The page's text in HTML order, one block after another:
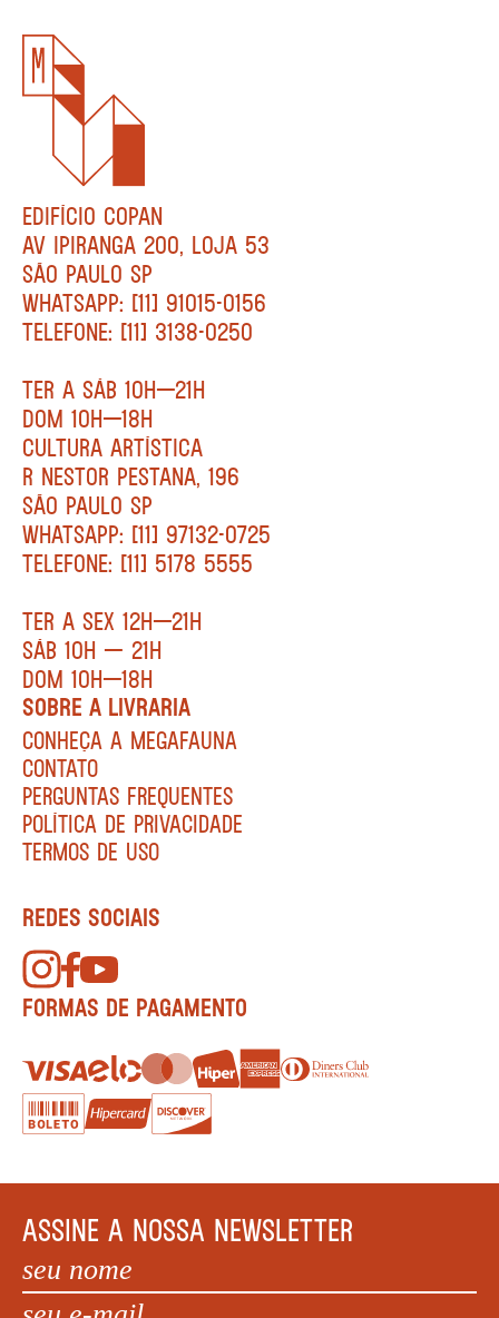
EDIFÍCIO COPAN
AV IPIRANGA 200, LOJA 53
SÃO PAULO SP
WHATSAPP: [11] 91015-0156
TELEFONE: [11] 3138-0250
TER A SÁB 10H—21H
DOM 10H—18H
CULTURA ARTÍSTICA
R NESTOR PESTANA, 196
SÃO PAULO SP
WHATSAPP: [11] 97132-0725
TELEFONE: [11] 5178 5555
TER A SEX 12H—21H
SÁB 10H — 21H
DOM 10H—18H
SOBRE A LIVRARIA
CONHEÇA A MEGAFAUNA
CONTATO
PERGUNTAS FREQUENTES
POLÍTICA DE PRIVACIDADE
TERMOS DE USO
REDES SOCIAIS
FORMAS DE PAGAMENTO
ASSINE A NOSSA NEWSLETTER